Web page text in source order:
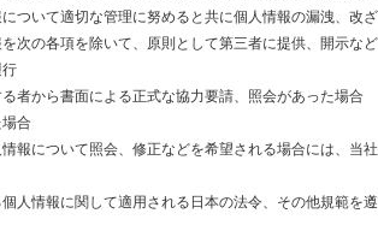
ついて適切な管理に努めると共に個人情報の漏洩、改
次の各項を除いて、原則として第三者に提供、開示など
行
者から書面による正式な協力要請、照会があった場合
合
情報について照会、修正などを希望される場合には、当
人情報に関して適用される日本の法令、その他規範を